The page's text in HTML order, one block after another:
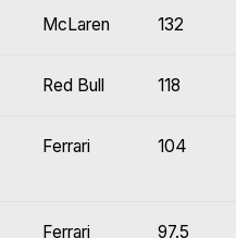
McLaren 132
Red Bull 118
Ferrari 104
Ferrari 97.5